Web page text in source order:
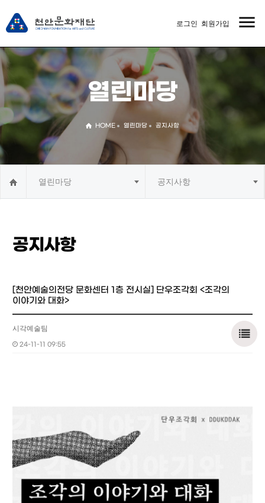
menu
로그인 회원가입
열린마당
HOME 열린마당 공지사항
열린마당 공지사항
공지사항
[천안예술의전당 문화센터 1층 전시실] 단우조각회 <조각의
이야기와 대화>
시각예술팀
24-11-11 09:55